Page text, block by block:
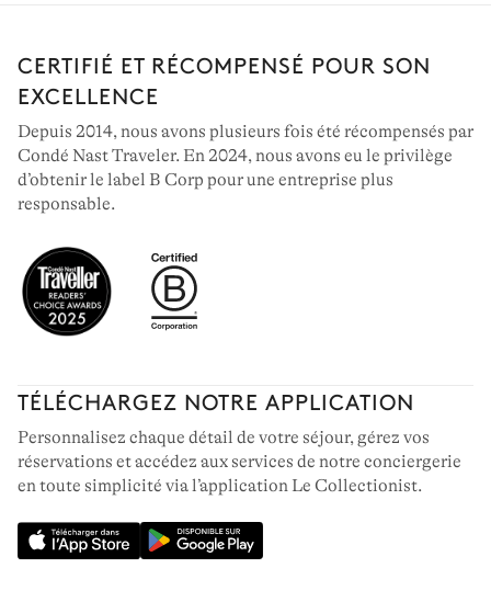
CERTIFIÉ ET RÉCOMPENSÉ POUR SON
EXCELLENCE
Depuis 2014, nous avons plusieurs fois été récompensés par
Condé Nast Traveler. En 2024, nous avons eu le privilège
d’obtenir le label B Corp pour une entreprise plus
responsable.
TÉLÉCHARGEZ NOTRE APPLICATION
Personnalisez chaque détail de votre séjour, gérez vos
réservations et accédez aux services de notre conciergerie
en toute simplicité via l’application Le Collectionist.